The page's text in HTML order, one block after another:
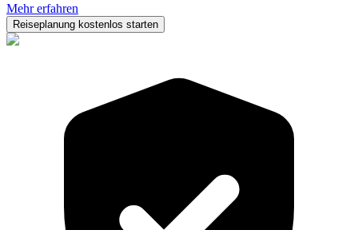
Mehr erfahren
Reiseplanung kostenlos starten